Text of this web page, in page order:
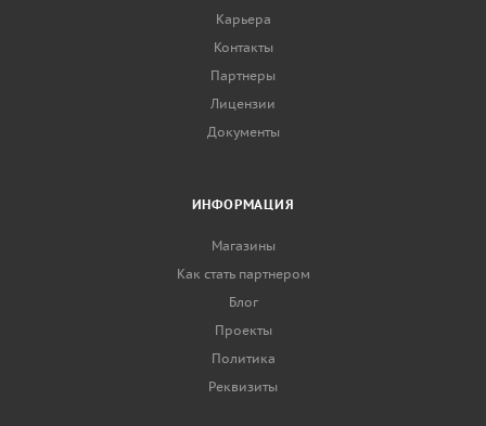
Карьера
Контакты
Партнеры
Лицензии
Документы
ИНФОРМАЦИЯ
Магазины
Как стать партнером
Блог
Проекты
Политика
Реквизиты